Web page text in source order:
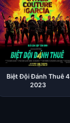
Biệt Đội Đánh Thuê 4
2023